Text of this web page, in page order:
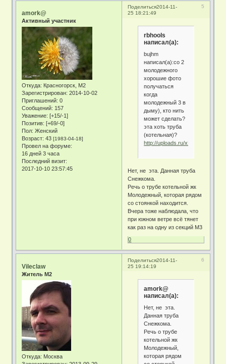
Поделиться 5
2014-11-
25 18:21:49
amork@
Активный участник
Откуда: Красногорск, М2
Зарегистрирован: 2014-10-02
Приглашений: 0
Сообщений: 157
Уважение: [+15/-1]
Позитив: [+69/-0]
Пол: Женский
Возраст: 43[1983-04-18]
Провел на форуме:
16 дней 3 часа
Последний визит:
2017-10-10 23:57:45
rbhools
написал(а):
bujhm
написал(а):со 2
молодежного
хорошие фото
получаться
когда
молодежный 3 в
дыму), кто нить
может сделать?
эта хоть труба
(котельная)?
http://uploads.ru/xDYEt.jpg
Нет, не эта. Данная труба
Снежкома.
Речь о трубе котельной жк
Молодежный, которая рядом
со стоянкой находится.
Вчера тоже наблюдала, что
при южном ветре всё тянет
как раз на одну из секций М3
0
Поделиться 6
2014-11-
25 19:14:19
Vileclaw
Житель М2
Откуда: Москва
amork@
написал(а):
Нет, не эта.
Данная труба
Снежкома.
Речь о трубе
котельной жк
Молодежный,
которая рядом